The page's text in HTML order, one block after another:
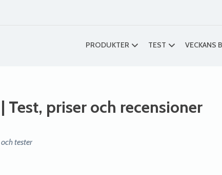
PRODUKTER TEST VECKANS
| Test, priser och recensioner
tester